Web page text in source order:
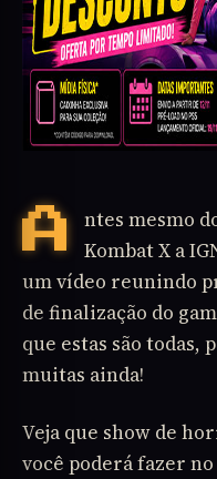
Antes mesmo do lançamento do Mortal Kombat X a
um vídeo reunindo
de finalização do
que estas são
muitas ainda!
Veja que show de
você poderá fazer